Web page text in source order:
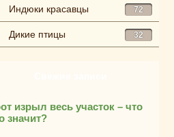
Индюки красавцы 72
Дикие птицы 32
изрыл весь участок – что
значит?